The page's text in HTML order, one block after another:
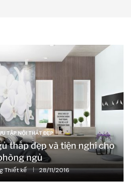
TẬP NỘI THẤT ĐẸP
thấp đẹp và tiện nghi cho
ngủ
Thiết kế 28/11/2016